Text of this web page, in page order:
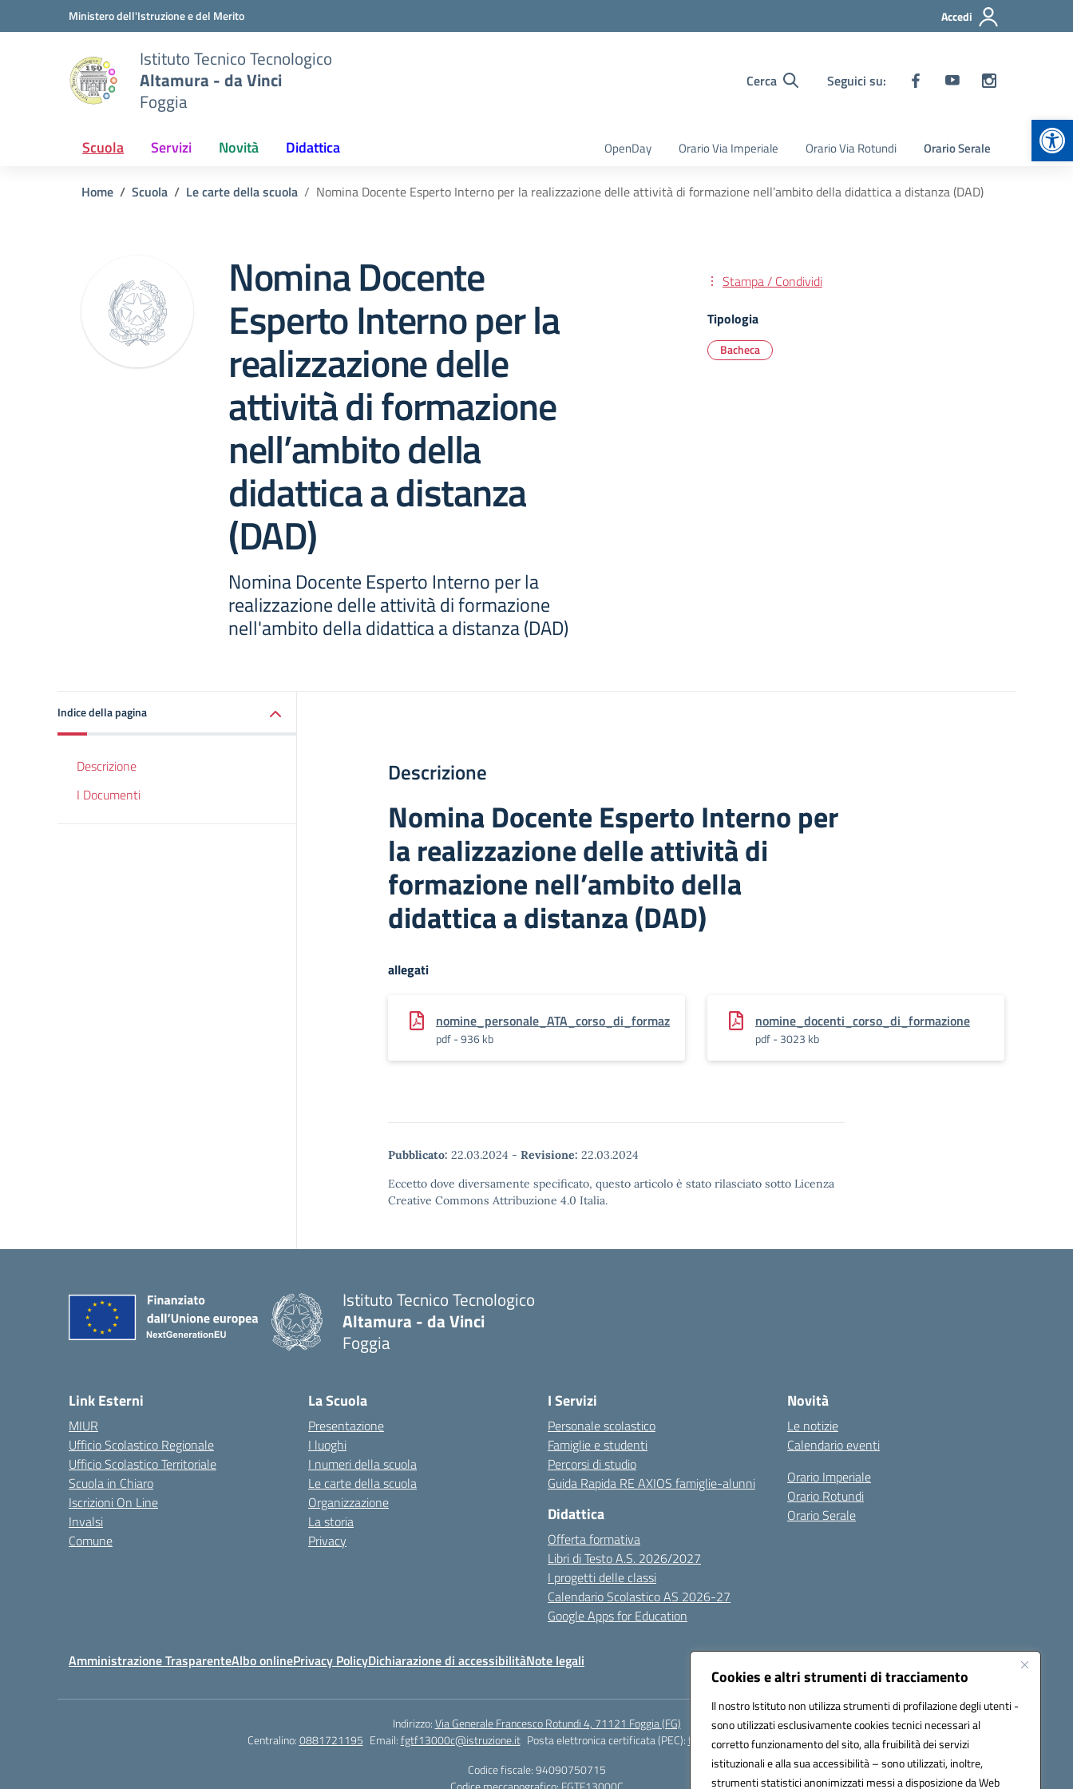
Cookies e altri strumenti di tracciamento
Il nostro Istituto non utilizza strumenti di profilazione degli utenti -
sono utilizzati esclusivamente cookies tecnici necessari al
corretto funzionamento del sito, alla fruibilità dei servizi
istituzionali e alla sua accessibilità – sono utilizzati, inoltre,
strumenti statistici anonimizzati messi a disposizione da Web
Vai ai contenuti
Vai al menu di navigazioneMinistero dell'Istruzione e del Merito Accedi
Istituto Tecnico Tecnologico
Altamura - da Vinci
Foggia
Cerca Seguici su:
Scuola Servizi Novità Didattica OpenDay Orario Via Imperiale Orario Via Rotundi Orario Serale
Home Scuola Le carte della scuola Nomina Docente Esperto Interno per la realizzazione delle attività di formazione nell’ambito della didattica a distanza (DAD)
Nomina Docente
Esperto Interno per la
realizzazione delle
attività di formazione
nell’ambito della
didattica a distanza
(DAD)
Nomina Docente Esperto Interno per la
realizzazione delle attività di formazione
nell'ambito della didattica a distanza (DAD)
Stampa / Condividi
Tipologia
Bacheca
Indice della pagina
Descrizione
I Documenti
Descrizione
Nomina Docente Esperto Interno per
la realizzazione delle attività di
formazione nell’ambito della
didattica a distanza (DAD)
allegati
nomine_personale_ATA_corso_di_formaz
pdf - 936 kb
nomine_docenti_corso_di_formazione
pdf - 3023 kb
Pubblicato: 22.03.2024 - Revisione: 22.03.2024
Eccetto dove diversamente specificato, questo articolo è stato rilasciato sotto Licenza
Creative Commons Attribuzione 4.0 Italia.
Istituto Tecnico Tecnologico
Altamura - da Vinci
Foggia
Link Esterni
MIUR
Ufficio Scolastico Regionale
Ufficio Scolastico Territoriale
Scuola in Chiaro
Iscrizioni On Line
Invalsi
Comune
La Scuola
Presentazione
I luoghi
I numeri della scuola
Le carte della scuola
Organizzazione
La storia
Privacy
I Servizi
Personale scolastico
Famiglie e studenti
Percorsi di studio
Guida Rapida RE AXIOS famiglie-alunni
Didattica
Offerta formativa
Libri di Testo A.S. 2026/2027
I progetti delle classi
Calendario Scolastico AS 2026-27
Google Apps for Education
Novità
Le notizie
Calendario eventi
Orario Imperiale
Orario Rotundi
Orario Serale
Amministrazione TrasparenteAlbo onlinePrivacy PolicyDichiarazione di accessibilitàNote legali Seguici su:
Indirizzo:Via Generale Francesco Rotundi 4, 71121 Foggia (FG)
Centralino:0881721195 Email:fgtf13000c@istruzione.it Posta elettronica certificata (PEC):fgtf13000c@pec.istruzione.it
Codice fiscale: 94090750715